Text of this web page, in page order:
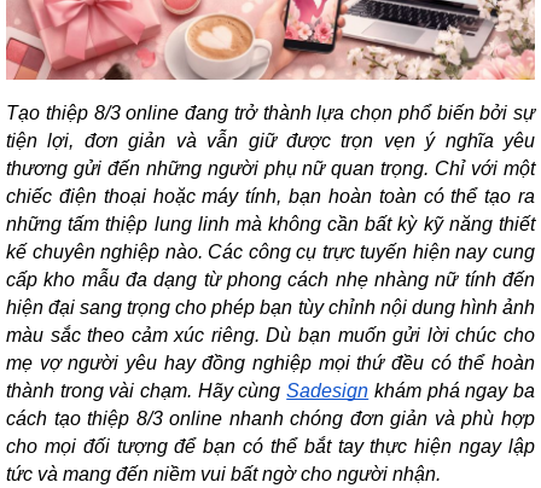
Tạo thiệp 8/3 online đang trở thành lựa chọn phổ biến bởi sự
tiện lợi, đơn giản và vẫn giữ được trọn vẹn ý nghĩa yêu
thương gửi đến những người phụ nữ quan trọng. Chỉ với một
chiếc điện thoại hoặc máy tính, bạn hoàn toàn có thể tạo ra
những tấm thiệp lung linh mà không cần bất kỳ kỹ năng thiết
kế chuyên nghiệp nào. Các công cụ trực tuyến hiện nay cung
cấp kho mẫu đa dạng từ phong cách nhẹ nhàng nữ tính đến
hiện đại sang trọng cho phép bạn tùy chỉnh nội dung hình ảnh
màu sắc theo cảm xúc riêng. Dù bạn muốn gửi lời chúc cho
mẹ vợ người yêu hay đồng nghiệp mọi thứ đều có thể hoàn
thành trong vài chạm. Hãy cùngSadesign khám phá ngay ba
cách tạo thiệp 8/3 online nhanh chóng đơn giản và phù hợp
cho mọi đối tượng để bạn có thể bắt tay thực hiện ngay lập
tức và mang đến niềm vui bất ngờ cho người nhận.